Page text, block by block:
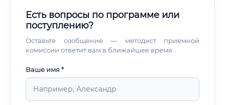
Есть вопросы по программе или
поступлению?
Оставьте сообщение — методист приемной
комиссии ответит вам в ближайшее время.
Ваше имя *